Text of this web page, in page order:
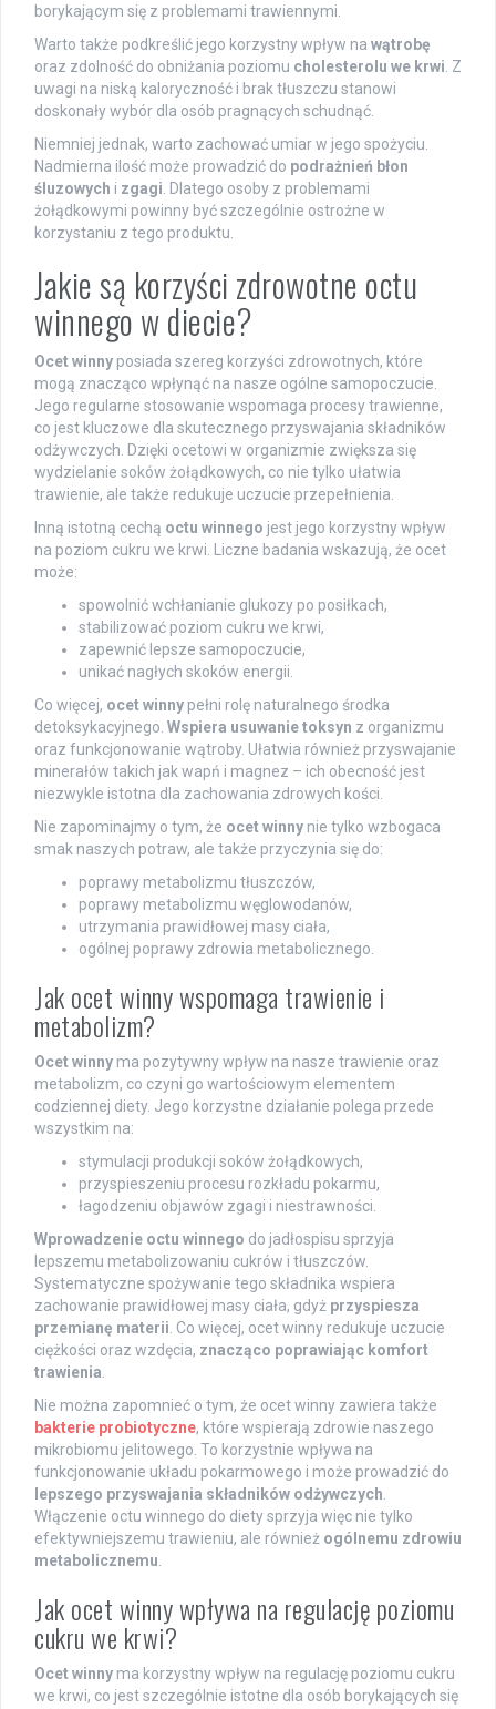
borykającym się z problemami trawiennymi.
Warto także podkreślić jego korzystny wpływ na wątrobę
oraz zdolność do obniżania poziomu cholesterolu we krwi . Z
uwagi na niską kaloryczność i brak tłuszczu stanowi
doskonały wybór dla osób pragnących schudnąć.
Niemniej jednak, warto zachować umiar w jego spożyciu.
Nadmierna ilość może prowadzić do podrażnień błon
śluzowych i zgagi . Dlatego osoby z problemami
żołądkowymi powinny być szczególnie ostrożne w
korzystaniu z tego produktu.
Jakie są korzyści zdrowotne octu
winnego w diecie?
Ocet winny posiada szereg korzyści zdrowotnych, które
mogą znacząco wpłynąć na nasze ogólne samopoczucie.
Jego regularne stosowanie wspomaga procesy trawienne,
co jest kluczowe dla skutecznego przyswajania składników
odżywczych. Dzięki ocetowi w organizmie zwiększa się
wydzielanie soków żołądkowych, co nie tylko ułatwia
trawienie, ale także redukuje uczucie przepełnienia.
Inną istotną cechą octu winnego jest jego korzystny wpływ
na poziom cukru we krwi. Liczne badania wskazują, że ocet
może:
spowolnić wchłanianie glukozy po posiłkach,
stabilizować poziom cukru we krwi,
zapewnić lepsze samopoczucie,
unikać nagłych skoków energii.
Co więcej, ocet winny pełni rolę naturalnego środka
detoksykacyjnego. Wspiera usuwanie toksyn z organizmu
oraz funkcjonowanie wątroby. Ułatwia również przyswajanie
minerałów takich jak wapń i magnez – ich obecność jest
niezwykle istotna dla zachowania zdrowych kości.
Nie zapominajmy o tym, że ocet winny nie tylko wzbogaca
smak naszych potraw, ale także przyczynia się do:
poprawy metabolizmu tłuszczów,
poprawy metabolizmu węglowodanów,
utrzymania prawidłowej masy ciała,
ogólnej poprawy zdrowia metabolicznego.
Jak ocet winny wspomaga trawienie i
metabolizm?
Ocet winny ma pozytywny wpływ na nasze trawienie oraz
metabolizm, co czyni go wartościowym elementem
codziennej diety. Jego korzystne działanie polega przede
wszystkim na:
stymulacji produkcji soków żołądkowych,
przyspieszeniu procesu rozkładu pokarmu,
łagodzeniu objawów zgagi i niestrawności.
Wprowadzenie octu winnego do jadłospisu sprzyja
lepszemu metabolizowaniu cukrów i tłuszczów.
Systematyczne spożywanie tego składnika wspiera
zachowanie prawidłowej masy ciała, gdyż przyspiesza
przemianę materii . Co więcej, ocet winny redukuje uczucie
ciężkości oraz wzdęcia, znacząco poprawiając komfort
trawienia
Nie można zapomnieć o tym, że ocet winny zawiera także
bakterie probiotyczne, które wspierają zdrowie naszego
mikrobiomu jelitowego. To korzystnie wpływa na
funkcjonowanie układu pokarmowego i może prowadzić do
lepszego przyswajania składników odżywczych
Włączenie octu winnego do diety sprzyja więc nie tylko
efektywniejszemu trawieniu, ale również ogólnemu zdrowiu
metabolicznemu
Jak ocet winny wpływa na regulację poziomu
cukru we krwi?
Ocet winny ma korzystny wpływ na regulację poziomu cukru
we krwi, co jest szczególnie istotne dla osób borykających się